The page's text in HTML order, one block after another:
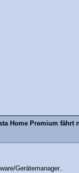
Home Premium fährt
Gerätemanager..